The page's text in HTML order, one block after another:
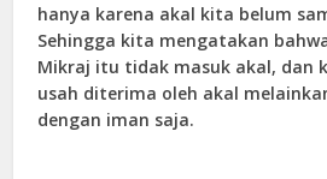
hanya karena akal kita belum
Sehingga kita mengatakan
Mikraj itu tidak masuk akal, dan
usah diterima oleh akal
dengan iman saja.